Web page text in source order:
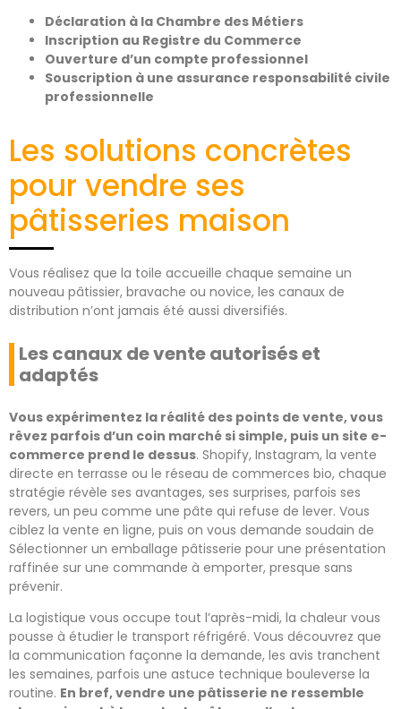
Déclaration à la Chambre des Métiers
Inscription au Registre du Commerce
Ouverture d’un compte professionnel
Souscription à une assurance responsabilité civile
professionnelle
Les solutions concrètes
pour vendre ses
pâtisseries maison
Vous réalisez que la toile accueille chaque semaine un
nouveau pâtissier, bravache ou novice, les canaux de
distribution n’ont jamais été aussi diversifiés.
Les canaux de vente autorisés et
adaptés
Vous expérimentez la réalité des points de vente, vous
rêvez parfois d’un coin marché si simple, puis un site e-
commerce prend le dessus. Shopify, Instagram, la vente
directe en terrasse ou le réseau de commerces bio, chaque
stratégie révèle ses avantages, ses surprises, parfois ses
revers, un peu comme une pâte qui refuse de lever. Vous
ciblez la vente en ligne, puis on vous demande soudain de
Sélectionner un emballage pâtisserie pour une présentation
raffinée sur une commande à emporter, presque sans
prévenir.
La logistique vous occupe tout l’après-midi, la chaleur vous
pousse à étudier le transport réfrigéré. Vous découvrez que
la communication façonne la demande, les avis tranchent
les semaines, parfois une astuce technique bouleverse la
routine. En bref, vendre une pâtisserie ne ressemble